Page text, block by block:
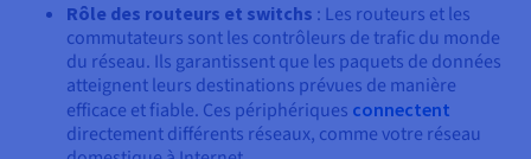
Rôle des routeurs et switchs : Les routeurs et les
commutateurs sont les contrôleurs de trafic du monde
du réseau. Ils garantissent que les paquets de données
atteignent leurs destinations prévues de manière
efficace et fiable. Ces périphériques connectent
directement différents réseaux, comme votre réseau